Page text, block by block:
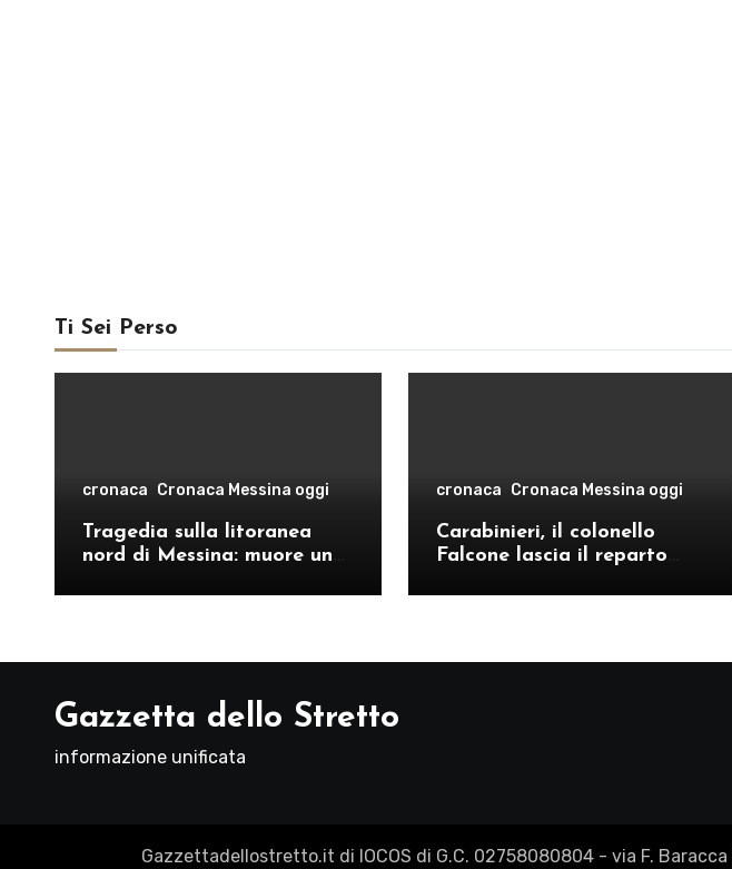
Ti Sei Perso
cronaca Cronaca Messina oggi
Tragedia sulla litoranea
nord di Messina: muore un
cronaca Cronaca Messina oggi
Carabinieri, il colonello
Falcone lascia il reparto
comando provinciale di
Gazzetta dello Stretto
informazione unificata
Gazzettadellostretto.it di IOCOS di G.C. 02758080804 - via F.